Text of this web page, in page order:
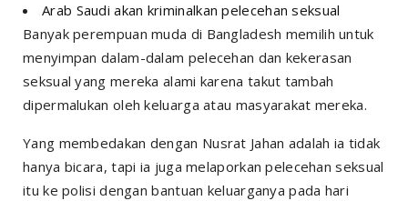
Arab Saudi akan kriminalkan pelecehan seksual
Banyak perempuan muda di Bangladesh memilih untuk
menyimpan dalam-dalam pelecehan dan kekerasan
seksual yang mereka alami karena takut tambah
dipermalukan oleh keluarga atau masyarakat mereka.
Yang membedakan dengan Nusrat Jahan adalah ia tidak
hanya bicara, tapi ia juga melaporkan pelecehan seksual
itu ke polisi dengan bantuan keluarganya pada hari